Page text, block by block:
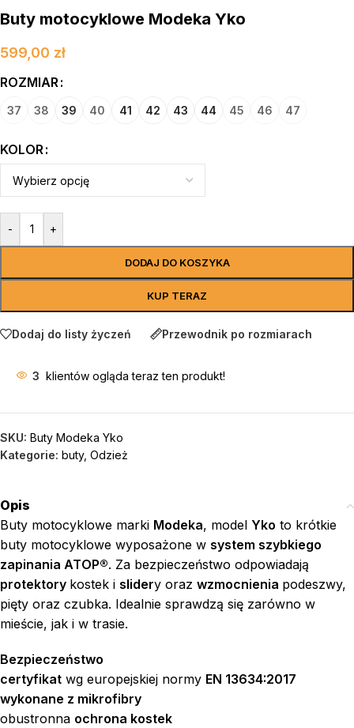
Buty motocyklowe Modeka Yko
599,00 zł
ROZMIAR
37 38 39 40 41 42 43 44 45 46 47
KOLOR
- +
DODAJ DO KOSZYKA
KUP TERAZ
Dodaj do listy życzeń Przewodnik po rozmiarach
3 klientów ogląda teraz ten produkt!
SKU: Buty Modeka Yko
Kategorie: buty, Odzież
Opis
Buty motocyklowe marki Modeka, model Yko to krótkie
buty motocyklowe wyposażone w system szybkiego
zapinania ATOP®. Za bezpieczeństwo odpowiadają
protektory kostek i slidery oraz wzmocnienia podeszwy,
pięty oraz czubka. Idealnie sprawdzą się zarówno w
mieście, jak i w trasie.
Bezpieczeństwo
certyfikat wg europejskiej normy EN 13634:2017
wykonane z mikrofibry
obustronna ochrona kostek